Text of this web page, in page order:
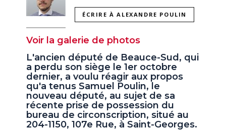
ÉCRIRE À ALEXANDRE POULIN
Voir la galerie de photos
L'ancien député de Beauce-Sud, qui
a perdu son siège le 1er octobre
dernier, a voulu réagir aux propos
qu'a tenus Samuel Poulin, le
nouveau député, au sujet de sa
récente prise de possession du
bureau de circonscription, situé au
204-1150, 107e Rue, à Saint-Georges.